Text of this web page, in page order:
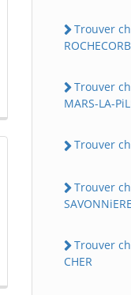
Trouver
Trouver
MARS-LA-
Trouver
Trouver
Trouver
CHER